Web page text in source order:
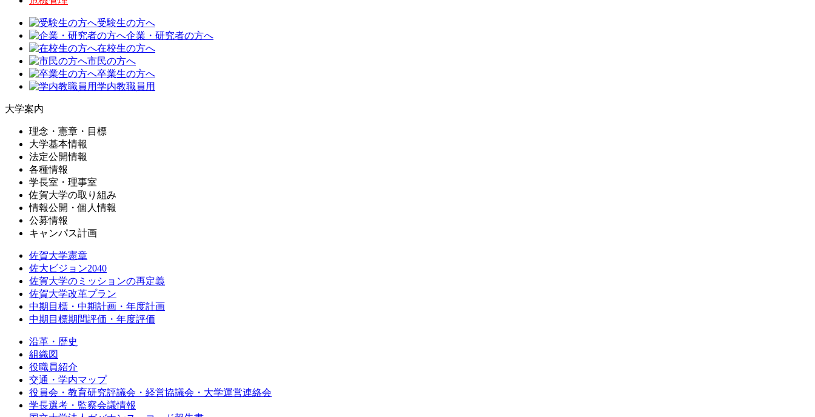
受験生の方へ
企業・研究者の方へ
在校生の方へ
市民の方へ
卒業生の方へ
学内教職員用
大学案内
理念・憲章・目標
大学基本情報
法定公開情報
各種情報
学長室・理事室
佐賀大学の取り組み
情報公開・個人情報
公募情報
キャンパス計画
佐賀大学憲章
佐大ビジョン2040
佐賀大学のミッションの再定義
佐賀大学改革プラン
中期目標・中期計画・年度計画
中期目標期間評価・年度評価
沿革・歴史
組織図
役職員紹介
交通・学内マップ
役員会・教育研究評議会・経営協議会・大学運営連絡会
学長選考・監察会議情報